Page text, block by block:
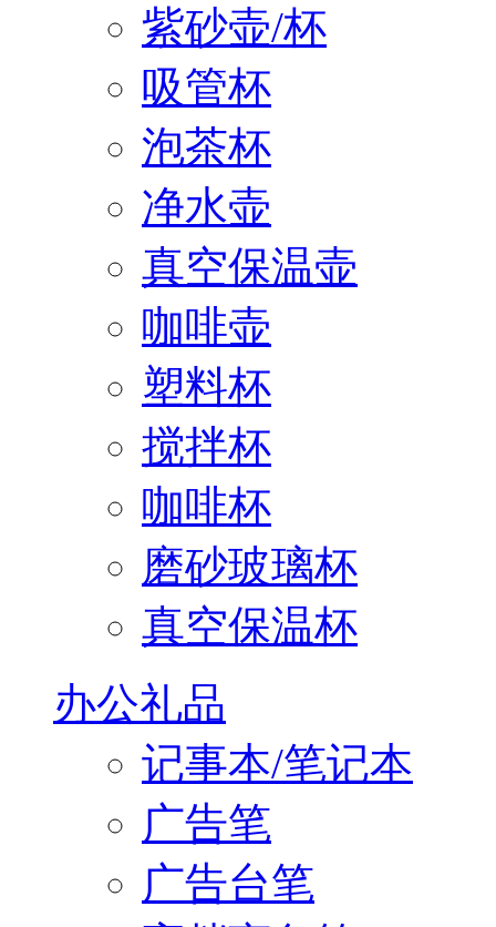
紫砂壶/杯
吸管杯
泡茶杯
净水壶
真空保温壶
咖啡壶
塑料杯
搅拌杯
咖啡杯
磨砂玻璃杯
真空保温杯
办公礼品
记事本/笔记本
广告笔
广告台笔